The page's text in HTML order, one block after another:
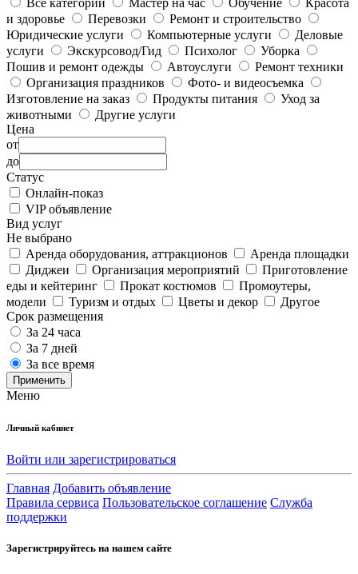
и здоровье
Перевозки
Ремонт и строительство
Юридические услуги
Компьютерные услуги
Деловые
услуги
Экскурсовод/Гид Психолог
Уборка
Пошив и ремонт одежды
Автоуслуги
Ремонт техники
Организация праздников
Фото- и видеосъемка
Изготовление на заказ
Продукты питания
Уход за
животными
Другие услуги
Цена
от
до
Статус
Онлайн-показ
VIP объявление
Вид услуг
Не выбрано
Аренда оборудования, аттракционов
Аренда площадки
Диджеи
Организация мероприятий
Приготовление
еды и кейтеринг
Прокат костюмов
Промоутеры,
модели
Туризм и отдых Цветы и декор
Другое
Срок размещения
За 24 часа
За 7 дней
За все время
Применить
Меню
Личный кабинет
Войти или зарегистрироваться
Главная Добавить объявление
Правила сервиса Пользовательское соглашение Служба
поддержки
Зарегистрируйтесь на нашем сайте